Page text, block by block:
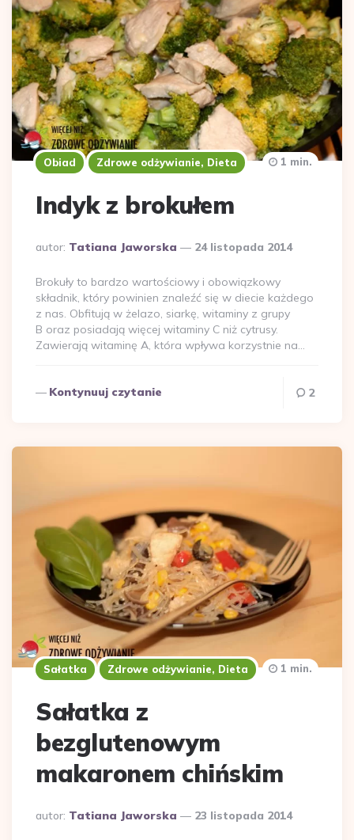
Obiad Zdrowe odżywianie, Dieta
Indyk z brokułem
Dodane
autor: Tatiana Jaworska 24 listopada 2014
1 min.
Brokuły to bardzo wartościowy i obowiązkowy
składnik, który powinien znaleźć się w diecie każdego
z nas. Obfitują w żelazo, siarkę, witaminy z grupy
B oraz posiadają więcej witaminy C niż cytrusy.
Zawierają witaminę A, która wpływa korzystnie na…
Kontynuuj czytanie 2
Sałatka Zdrowe odżywianie, Dieta
Sałatka z
bezglutenowym
makaronem chińskim
Dodane
autor: Tatiana Jaworska 23 listopada 2014
1 min.